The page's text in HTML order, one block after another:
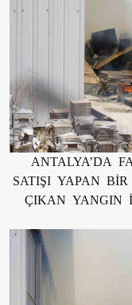
ANTALYA’DA
SATIŞI YAPAN
ÇIKAN YANGIN